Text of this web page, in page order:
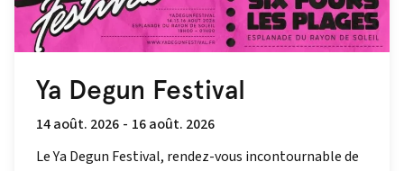
Ya Degun Festival
14 août. 2026 - 16 août. 2026
Le Ya Degun Festival, rendez-vous incontournable de